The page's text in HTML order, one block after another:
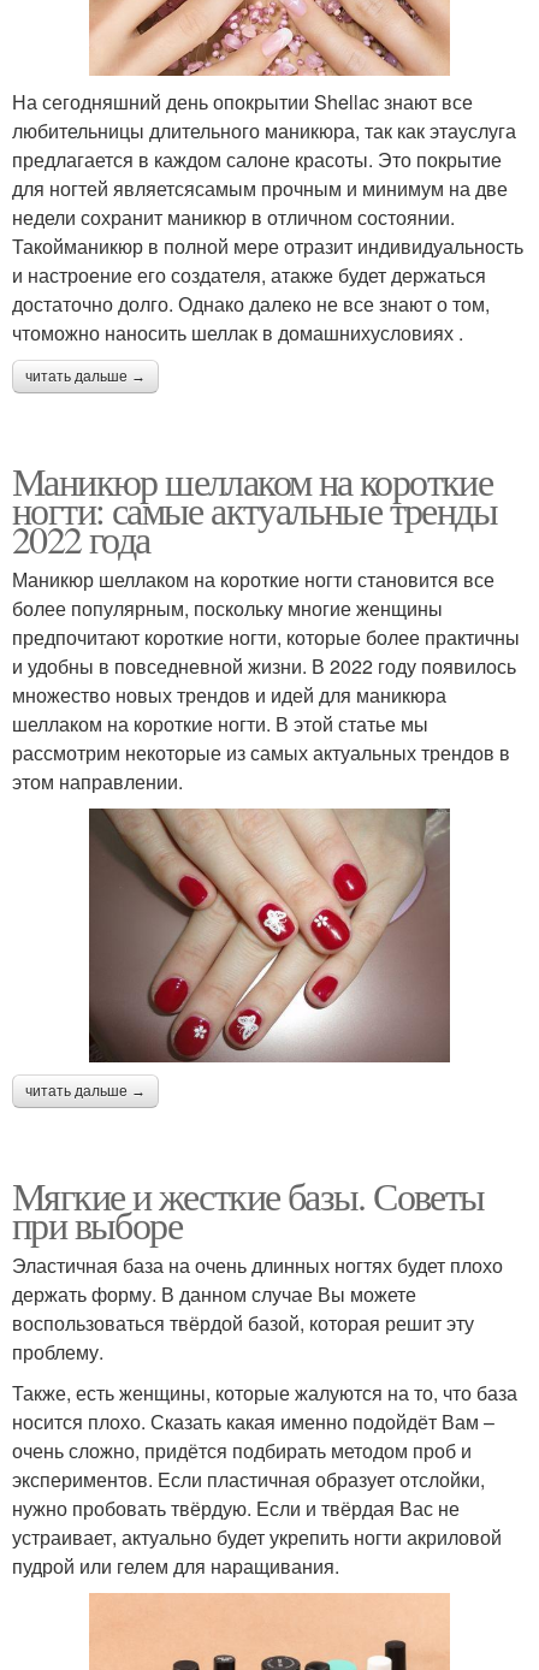
На сегодняшний день опокрытии Shellac знают все
любительницы длительного маникюра, так как этауслуга
предлагается в каждом салоне красоты. Это покрытие
для ногтей являетсясамым прочным и минимум на две
недели сохранит маникюр в отличном состоянии.
Такойманикюр в полной мере отразит индивидуальность
и настроение его создателя, атакже будет держаться
достаточно долго. Однако далеко не все знают о том,
чтоможно наносить шеллак в домашнихусловиях .
читать дальше →
Маникюр шеллаком на короткие
ногти: самые актуальные тренды
2022 года
Маникюр шеллаком на короткие ногти становится все
более популярным, поскольку многие женщины
предпочитают короткие ногти, которые более практичны
и удобны в повседневной жизни. В 2022 году появилось
множество новых трендов и идей для маникюра
шеллаком на короткие ногти. В этой статье мы
рассмотрим некоторые из самых актуальных трендов в
этом направлении.
читать дальше →
Мягкие и жесткие базы. Советы
при выборе
Эластичная база на очень длинных ногтях будет плохо
держать форму. В данном случае Вы можете
воспользоваться твёрдой базой, которая решит эту
проблему.
Также, есть женщины, которые жалуются на то, что база
носится плохо. Сказать какая именно подойдёт Вам –
очень сложно, придётся подбирать методом проб и
экспериментов. Если пластичная образует отслойки,
нужно пробовать твёрдую. Если и твёрдая Вас не
устраивает, актуально будет укрепить ногти акриловой
пудрой или гелем для наращивания.